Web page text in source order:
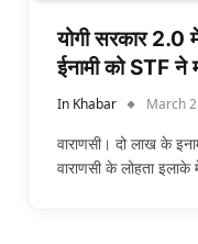
योगी सरकार 2.0
ईनामी को STF ने
In Khabar March
वाराणसी। दो लाख के
वाराणसी के लोहता इलाके